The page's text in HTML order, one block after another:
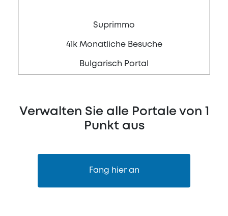
Suprimmo
41k Monatliche Besuche
Bulgarisch Portal
Verwalten Sie alle Portale von 1
Punkt aus
Fang hier an